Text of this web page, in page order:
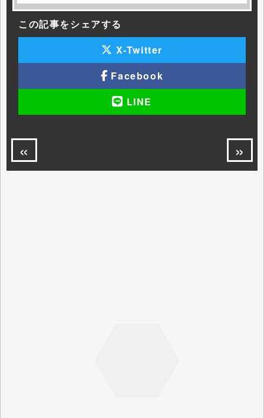
この記事をシェアする
X-Twitter
Facebook
LINE
« »